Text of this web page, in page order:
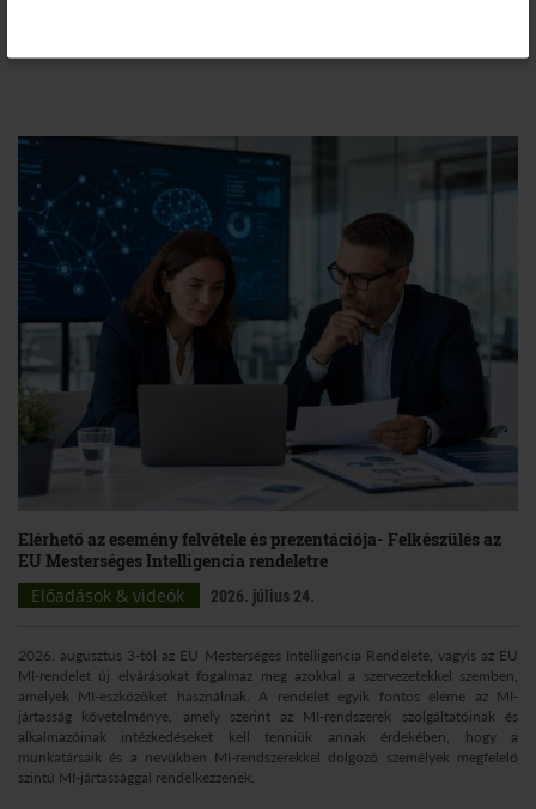
Elérhető az esemény felvétele és prezentációja- Felkészülés az
EU Mesterséges Intelligencia rendeletre
Előadások & videók
2026. július 24.
2026. augusztus 3-tól az EU Mesterséges Intelligencia Rendelete, vagyis az EU
MI-rendelet új elvárásokat fogalmaz meg azokkal a szervezetekkel szemben,
amelyek MI-eszközöket használnak. A rendelet egyik fontos eleme az MI-
jártasság követelménye, amely szerint az MI-rendszerek szolgáltatóinak és
alkalmazóinak intézkedéseket kell tenniük annak érdekében, hogy a
munkatársaik és a nevükben MI-rendszerekkel dolgozó személyek megfelelő
szintű MI-jártassággal rendelkezzenek.